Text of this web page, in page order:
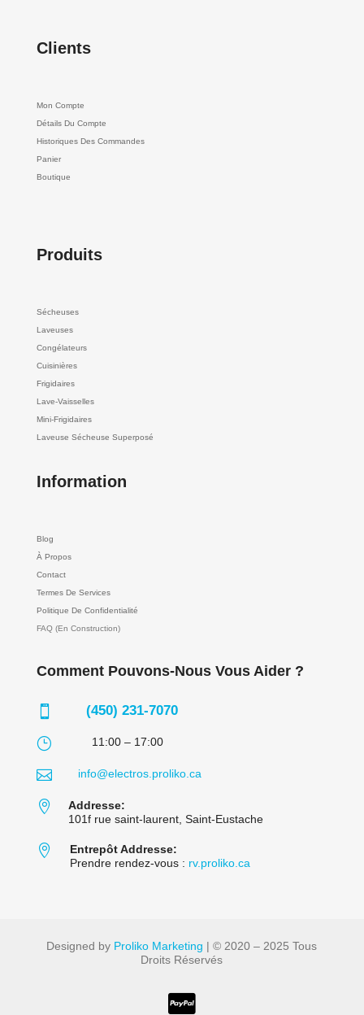
Clients
Mon Compte
Détails Du Compte
Historiques Des Commandes
Panier
Boutique
Produits
Sécheuses
Laveuses
Congélateurs
Cuisinières
Frigidaires
Lave-Vaisselles
Mini-Frigidaires
Laveuse Sécheuse Superposé
Information
Blog
À Propos
Contact
Termes De Services
Politique De Confidentialité
FAQ (En Construction)
Comment Pouvons-Nous Vous Aider ?
 (450) 231-7070
} 11:00 – 17:00
 info@electros.proliko.ca

Addresse:
101f rue saint-laurent, Saint-Eustache

Entrepôt Addresse:
Prendre rendez-vous : rv.proliko.ca
Designed by Proliko Marketing | © 2020 – 2025 Tous
Droits Réservés
